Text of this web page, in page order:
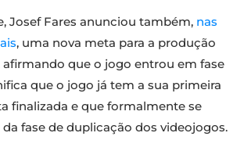
Josef Fares anunciou também, nas
, uma nova meta para a produção
afirmando que o jogo entrou em fase
que o jogo já tem a sua primeira
finalizada e que formalmente se
fase de duplicação dos videojogos.